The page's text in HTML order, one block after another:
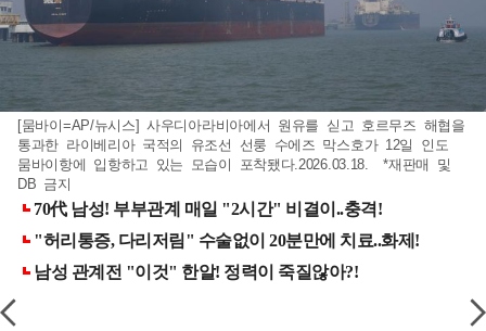
[뭄바이=AP/뉴시스] 사우디아라비아에서 원유를 싣고 호르무즈 해협을
통과한 라이베리아 국적의 유조선 선룽 수에즈 막스호가 12일 인도
뭄바이항에 입항하고 있는 모습이 포착됐다.2026.03.18. *재판매 및
DB 금지